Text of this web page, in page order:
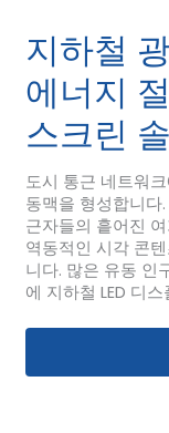
지하철
에너지
스크린
도시 통근 네트워
동맥을 형성합니다
근자들의 흩어진
역동적인 시각 콘
니다. 많은 유동 인
에 지하철 LED 디